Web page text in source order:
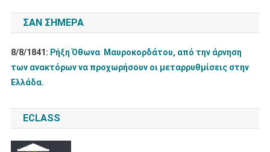
ΣΑΝ ΣΉΜΕΡΑ
8/8/1841: Ρήξη Όθωνα  Μαυροκορδάτου, από την άρνηση
των ανακτόρων να προχωρήσουν οι μεταρρυθμίσεις στην
Ελλάδα.
ECLASS